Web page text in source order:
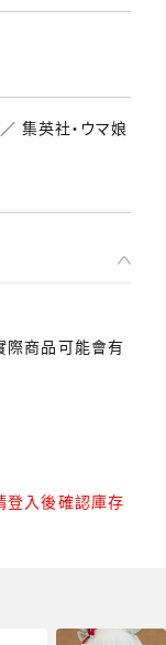
集英社・ウマ娘
際商品可能會有
登入後確認庫存